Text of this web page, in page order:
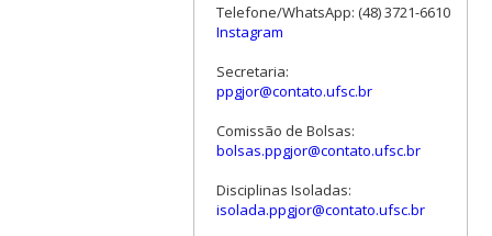
Telefone/WhatsApp: (48) 3721-6610
Instagram
Secretaria:
ppgjor@contato.ufsc.br
Comissão de Bolsas:
bolsas.ppgjor@contato.ufsc.br
Disciplinas Isoladas:
isolada.ppgjor@contato.ufsc.br